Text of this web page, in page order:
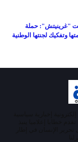
"غرينيتش": حملة
وتفكيك لجنتها الوطنية